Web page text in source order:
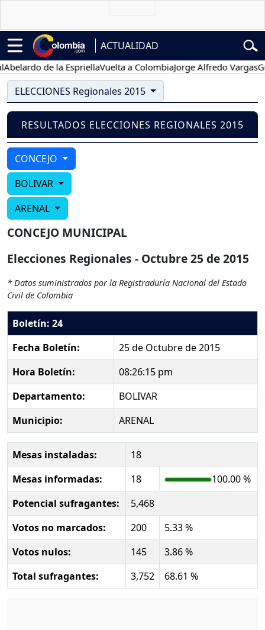
ACTUALIDAD
de la EspriellaVuelta a ColombiaJorge Alfredo Vargas
ELECCIONES Regionales 2015
RESULTADOS ELECCIONES REGIONALES 2015
CONCEJO
BOLIVAR
ARENAL
CONCEJO MUNICIPAL
Elecciones Regionales - Octubre 25 de 2015
* Datos suministrados por la Registraduría Nacional del Estado
Civil de Colombia
Boletín: 24
Fecha Boletín:
25 de Octubre de 2015
Hora Boletín:
08:26:15 pm
Departamento:
BOLIVAR
Municipio:
ARENAL
Mesas instaladas:
18
Mesas informadas:
18
100.00 %
Potencial sufragantes:
5,468
Votos no marcados:
200
5.33 %
Votos nulos:
145
3.86 %
Total sufragantes:
3,752 68.61 %